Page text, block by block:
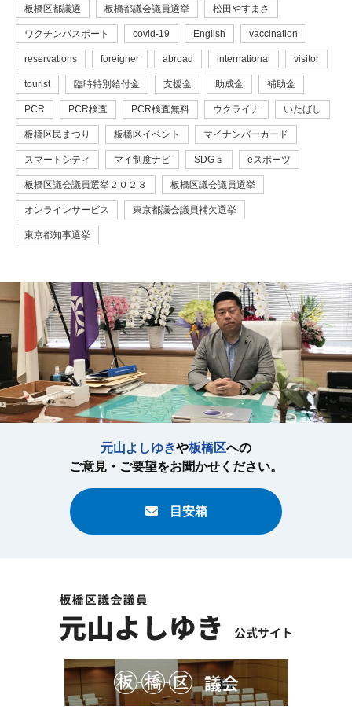
板橋区都議選 板橋都議会議員選挙 松田やすまさ
ワクチンパスポート covid-19 English vaccination
reservations foreigner abroad international visitor
tourist 臨時特別給付金 支援金 助成金 補助金
PCR PCR検査 PCR検査無料 ウクライナ いたばし
板橋区民まつり 板橋区イベント マイナンバーカード
スマートシティ マイ制度ナビ SDGｓ eスポーツ
板橋区議会議員選挙２０２３ 板橋区議会議員選挙
オンラインサービス 東京都議会議員補欠選挙
東京都知事選挙
元山よしゆきや板橋区への
ご意見・ご要望をお聞かせください。
目安箱